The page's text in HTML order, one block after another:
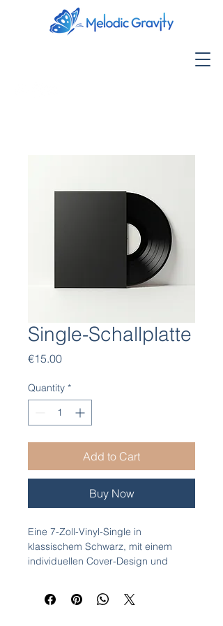
Single-Schallplatte
€15.00Price
Quantity *
Add to Cart
Buy Now
Eine 7-Zoll-Vinyl-Single in
klassischem Schwarz, mit einem
individuellen Cover-Design und